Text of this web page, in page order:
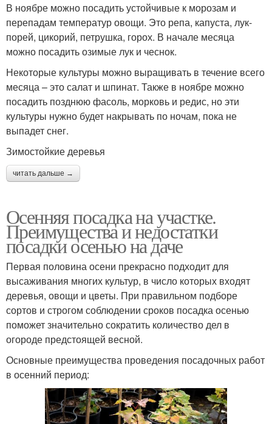
В ноябре можно посадить устойчивые к морозам и
перепадам температур овощи. Это репа, капуста, лук-
порей, цикорий, петрушка, горох. В начале месяца
можно посадить озимые лук и чеснок.
Некоторые культуры можно выращивать в течение всего
месяца – это салат и шпинат. Также в ноябре можно
посадить позднюю фасоль, морковь и редис, но эти
культуры нужно будет накрывать по ночам, пока не
выпадет снег.
Зимостойкие деревья
читать дальше →
Осенняя посадка на участке.
Преимущества и недостатки
посадки осенью на даче
Первая половина осени прекрасно подходит для
высаживания многих культур, в число которых входят
деревья, овощи и цветы. При правильном подборе
сортов и строгом соблюдении сроков посадка осенью
поможет значительно сократить количество дел в
огороде предстоящей весной.
Основные преимущества проведения посадочных работ
в осенний период: